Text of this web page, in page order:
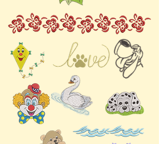
Stickdateien verleihen
Ihren Bastelarbeiten
Persönlichkeit. Dank des
hochwertigen digitalen
Formats können Sie die
Dateien einfach auf Ihre
Stickmaschine hochladen
und sofort mit dem Sticken
beginnen. Bringen Sie mit
die Originalgröße der
Stickdatei, da Änderungen
zu Fehlern in der
Stichdarstellung führen
können.
Zusätzlich ist die richtige
Fadenspannung wichtig,
damit das Stickbild nicht
verzogen wird und die
Wichtige Pflegepunkte:
Regelmäßig reinigen:
Entfernen Sie nach dem
Sticken Flusen, Staub
und Fadenreste aus
Spulenbereich, Nadel und
Stichplatte.
Richtig ölen: Bewegliche